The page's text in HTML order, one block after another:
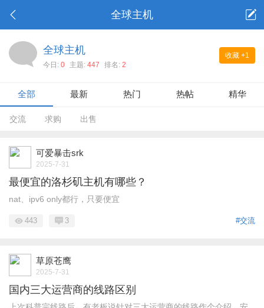
全球主机
收藏 +1
全球主机
今日: 0 主题: 447 排名: 2
全部 最新 热门 热帖 精华
交流 求购 出售
可爱暴击srk
2025-7-31
最便宜的洛杉矶主机有哪些？
nat、ipv6 only都行，只要便宜
#交流
443 3
草原苍鹰
2025-7-31
国内三大运营商的线路区别